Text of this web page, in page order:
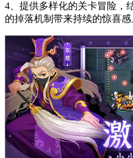
4、提供多样化的关卡冒险，
的掉落机制带来持续的惊喜感